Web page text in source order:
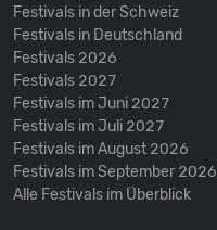
Festivals in der Schweiz
Festivals in Deutschland
Festivals 2026
Festivals 2027
Festivals im Juni 2027
Festivals im Juli 2027
Festivals im August 2026
Festivals im September 2026
Alle Festivals im Überblick